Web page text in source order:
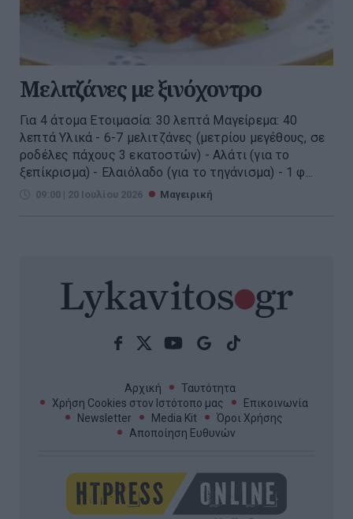
Μελιτζάνες με ξινόχοντρο
Για 4 άτομα Ετοιμασία: 30 λεπτά Μαγείρεμα: 40
λεπτά Υλικά - 6-7 μελιτζάνες (μετρίου μεγέθους, σε
ροδέλες πάχους 3 εκατοστών) - Αλάτι (για το
ξεπίκρισμα) - Ελαιόλαδο (για το τηγάνισμα) - 1 φ...
09:00 | 20 Ιουλίου 2026 Μαγειρική
Αρχική
Ταυτότητα
Χρήση Cookies στον Ιστότοπο μας
Επικοινωνία
Newsletter
Media Kit
Όροι Χρήσης
Αποποίηση Ευθυνών